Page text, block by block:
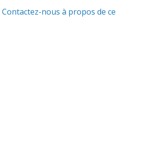
Contactez-nous à propos de ce